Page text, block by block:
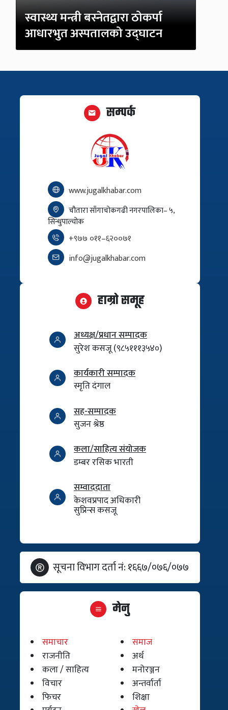
स्वास्थ्य मन्त्री बस्नेतद्वारा ठोकर्पा
आधारभुत अस्पतालको उद्घाटन
सम्पर्क
www.jugalkhabar.com
चौतारा साँगाचोकगढी नगरपालिका– ५,
सिन्धुपाल्चोक
+९७७ ०११–६२००७१
info@jugalkhabar.com
हाम्रो समूह
अध्यक्ष/प्रधान सम्पादक
सुरेश कसजू (९८५१११३५४०)
कार्यकारी सम्पादक
स्मृति दंगाल
सह-सम्पादक
सुजन श्रेष्ठ
कला/साहित्य संयोजक
डम्बर रसिक भारती
सम्वाददाता
केशवप्रपाद अधिकारी
सुप्रिन्स कसजू
सूचना विभाग दर्ता नं: १६६७/०७६/०७७
मेनु
समाचार
समाज
राजनीति
अर्थ
कला / साहित्य
मनोरञ्जन
विचार
अन्तर्वार्ता
फिचर
शिक्षा